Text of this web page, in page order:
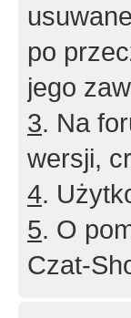
po
jego
3. Na
wersji,
4.
5. O
Czat-